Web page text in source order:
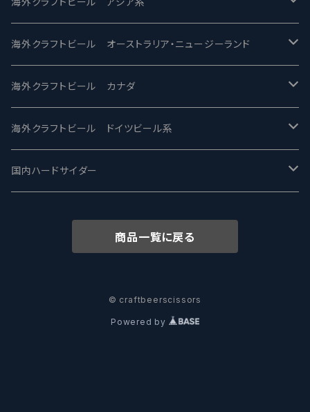
ビアへるん - Beer Hearn
忽布古丹醸造 - HOP KOTAN
ワイマーケットブルーイング Y.Market Brewing
志賀高原ビール - SIGAKOGEN
箕面ビール - MINOH BEER
サンクトガーレン - Sankt Gallen
Toppling Goliath トップリンゴライアス
Fair State フェアステイト
Lagunitas ラグニタス
FirestoneWalker ファイアストーン
Mikkeller ミッケラー
Hop Nation ホップネーション
SAIREN /サイレン
ワイルドチャイルド - Wilde Child
BrewDog Brewery - ブリュードッグ
The Flying Inn / ザ フライイング イン
Lambiek Fabriek - ファブリーク
gweilo-鬼佬 グウァイロ
Heart Of Darkness - ハートオブダークネス
Carbon brews -カーボン
TAIHU - タイフー
Behemoth - ベヒーモス
海外クラフトビール オーストラリア・ニュージーランド
ROCKY RIDGE - ロッキーリッジ
BODRIGGY BREWING ボッドリッジー
CO-CONSPIRATORS コ・コンスピレーターズ
Deep Creek Brewing Co.
8 Wired エイトワイアード
海外クラフトビール カナダ
Jackie O's ジャッキーオーズ
Westbrook ウェストブルック
Strathcona ストラスコナ
ODIN BREWING オディン
海外クラフトビール ドイツビール系
Karmeliten カーメリテン
Früh フリュー
国内ハードサイダー
商品一覧に戻る
© craftbeerscissors
Powered by